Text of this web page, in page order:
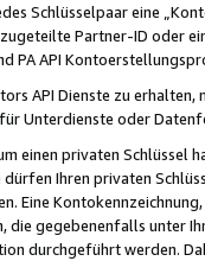
Schlüsselpaar eine
Partner-ID oder
PA API
API Dienste zu
Unterdienste oder
einen privaten
dürfen Ihren privaten
Eine
gegebenenfalls unter
durchgeführt werden.